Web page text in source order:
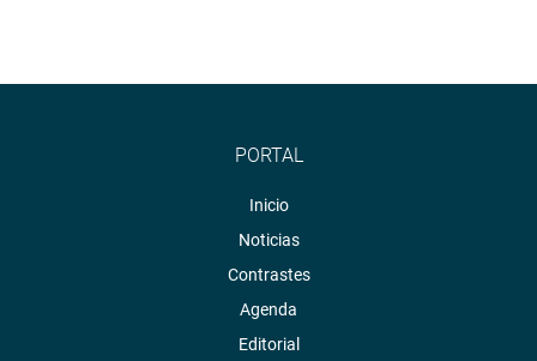
PORTAL
Inicio
Noticias
Contrastes
Agenda
Editorial